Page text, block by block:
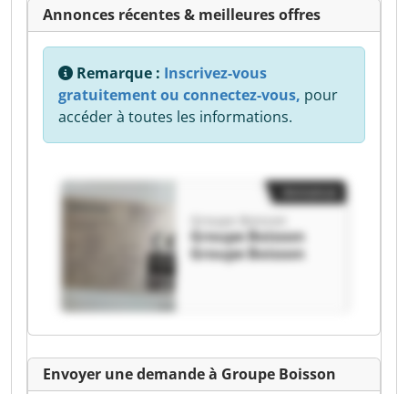
Annonces récentes & meilleures offres
Remarque : Inscrivez-vous
gratuitement ou connectez-vous, pour
accéder à toutes les informations.
Groupe Boisson
Groupe Boisson
Groupe Boisson
Envoyer une demande à Groupe Boisson